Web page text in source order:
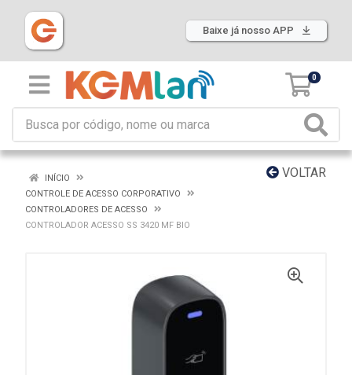
Baixe já nosso APP
0
VOLTAR
INÍCIO
CONTROLE DE ACESSO CORPORATIVO
CONTROLADORES DE ACESSO
CONTROLADOR ACESSO SS 3420 MF BIO